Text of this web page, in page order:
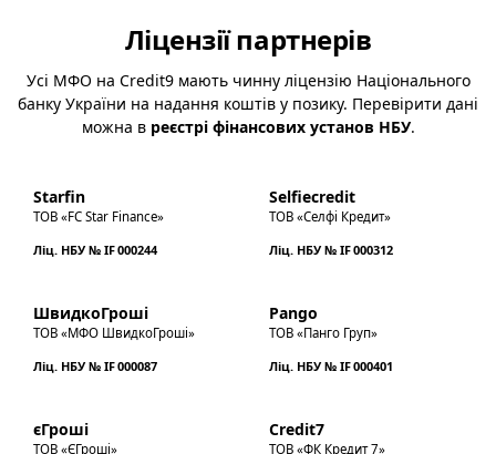
Ліцензії партнерів
Усі МФО на Credit9 мають чинну ліцензію Національного
банку України на надання коштів у позику. Перевірити дані
можна в реєстрі фінансових установ НБУ.
Starfin
ТОВ «FC Star Finance»
Ліц. НБУ № IF 000244
Selfiecredit
ТОВ «Селфі Кредит»
Ліц. НБУ № IF 000312
ШвидкоГроші
ТОВ «МФО ШвидкоГроші»
Ліц. НБУ № IF 000087
Pango
ТОВ «Панго Груп»
Ліц. НБУ № IF 000401
єГроші
ТОВ «ЄГроші»
Credit7
ТОВ «ФК Кредит 7»